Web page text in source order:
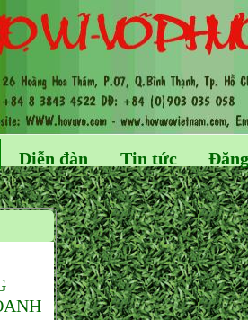
Diễn đàn Tin tức